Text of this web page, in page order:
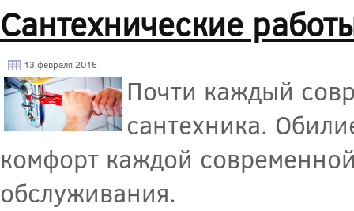
Сантехнические
13 февраля 2016
Почти каждый
сантехника.
комфорт каждой
обслуживания.